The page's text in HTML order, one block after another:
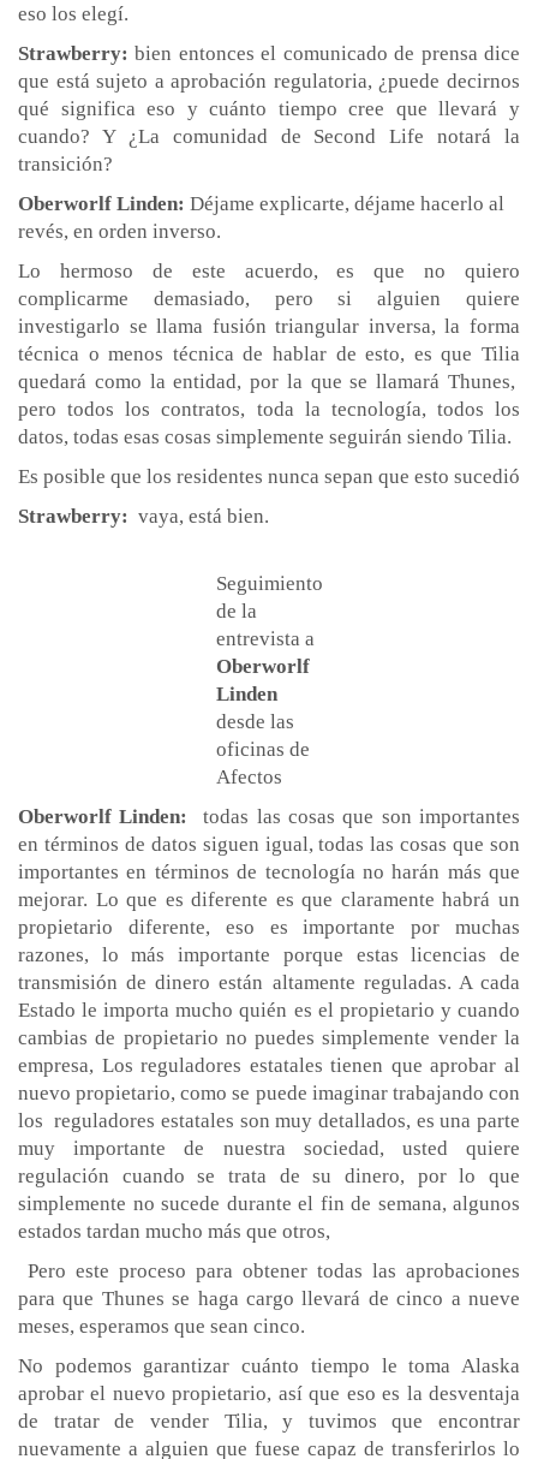
eso los elegí.
Strawberry:bien entonces el comunicado de prensa dice
que está sujeto a aprobación regulatoria, ¿puede decirnos
qué significa eso y cuánto tiempo cree que llevará y
cuando? Y ¿La comunidad de Second Life notará la
transición?
Oberworlf Linden: Déjame explicarte, déjame hacerlo al
revés, en orden inverso.
Lo hermoso de este acuerdo, es que no quiero
complicarme demasiado, pero si alguien quiere
investigarlo se llama fusión triangular inversa, la forma
técnica o menos técnica de hablar de esto, es que Tilia
quedará como la entidad, por la que se llamará Thunes,
pero todos los contratos, toda la tecnología, todos los
datos, todas esas cosas simplemente seguirán siendo Tilia.
Es posible que los residentes nunca sepan que esto sucedió
Strawberry: vaya, está bien.
Seguimiento
de la
entrevista a
Oberworlf
Linden
desde las
oficinas de
Afectos
Oberworlf Linden:
todas las cosas que son importantes
en términos de datos siguen igual, todas las cosas que son
importantes en términos de tecnología no harán más que
mejorar. Lo que es diferente es que claramente habrá un
propietario diferente, eso es importante por muchas
razones, lo más importante porque estas licencias de
transmisión de dinero están altamente reguladas. A cada
Estado le importa mucho quién es el propietario y cuando
cambias de propietario no puedes simplemente vender la
empresa, Los reguladores estatales tienen que aprobar al
nuevo propietario, como se puede imaginar trabajando con
los reguladores estatales son muy detallados, es una parte
muy importante de nuestra sociedad, usted quiere
regulación cuando se trata de su dinero, por lo que
simplemente no sucede durante el fin de semana, algunos
estados tardan mucho más que otros,
Pero este proceso para obtener todas las aprobaciones
para que Thunes se haga cargo llevará de cinco a nueve
meses, esperamos que sean cinco.
No podemos garantizar cuánto tiempo le toma Alaska
aprobar el nuevo propietario, así que eso es la desventaja
de tratar de vender Tilia, y tuvimos que encontrar
nuevamente a alguien que fuese capaz de transferirlos lo